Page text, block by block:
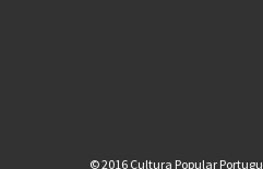
© 2016 Cultura Popular